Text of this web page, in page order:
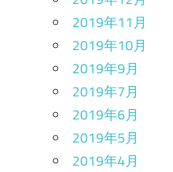
2019年11月
2019年10月
2019年9月
2019年7月
2019年6月
2019年5月
2019年4月